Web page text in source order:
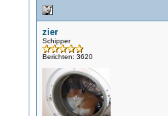
zier
Schipper
Berichten: 3620